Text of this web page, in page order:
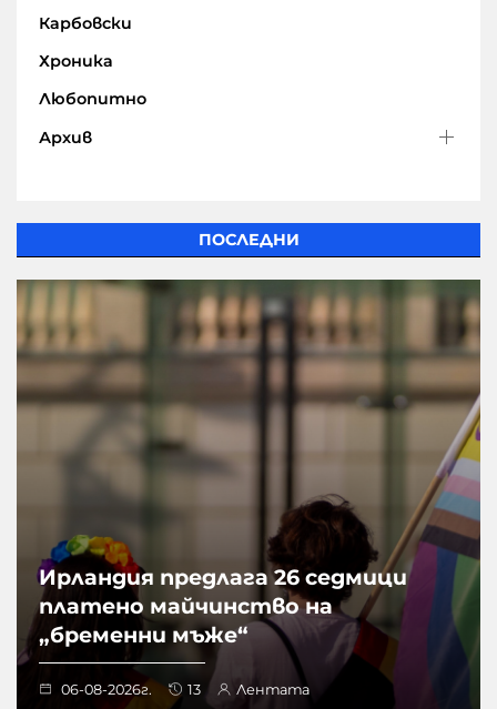
Карбовски
Хроника
Любопитно
Архив
ПОСЛЕДНИ
Ирландия предлага 26 седмици
платено майчинство на
„бременни мъже“
06-08-2026г. 13 Лентата